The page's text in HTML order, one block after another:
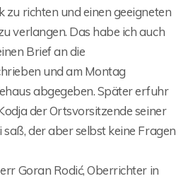
zu richten und einen geeigneten
verlangen. Das habe ich auch
Brief an die
und am Montag
abgegeben. Später erfuhr
der Ortsvorsitzende seiner
der aber selbst keine Fragen
Goran Rodić, Oberrichter in